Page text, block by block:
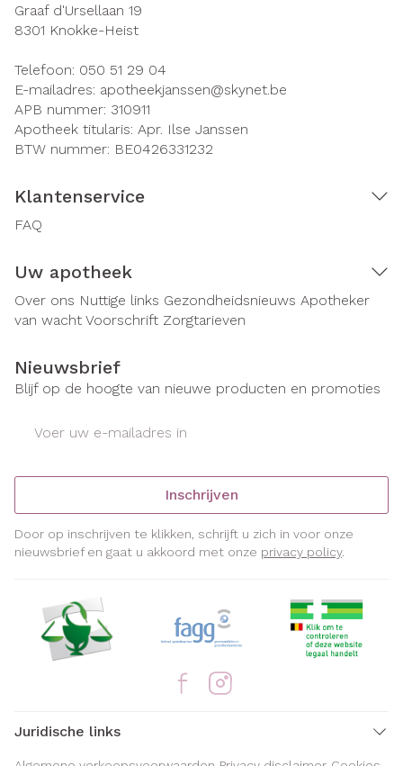
Graaf d'Ursellaan 19
8301 Knokke-Heist
Telefoon: 050 51 29 04
E-mailadres: apotheekjanssen@skynet.be
APB nummer: 310911
Apotheek titularis: Apr. Ilse Janssen
BTW nummer: BE0426331232
Klantenservice
FAQ
Uw apotheek
Over ons Nuttige links Gezondheidsnieuws Apotheker
van wacht Voorschrift Zorgtarieven
Nieuwsbrief
Blijf op de hoogte van nieuwe producten en promoties
Inschrijven
Door op inschrijven te klikken, schrijft u zich in voor onze
nieuwsbrief en gaat u akkoord met onze privacy policy.
Juridische links